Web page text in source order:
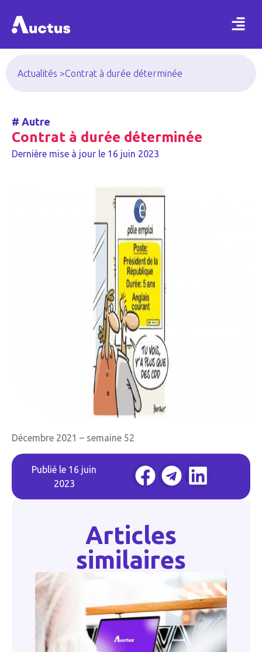
Actualités >Contrat à durée déterminée
# Autre
Contrat à durée déterminée
Dernière mise à jour le 16 juin 2023
Décembre 2021 – semaine 52
Publié le 16 juin
2023
Articles
similaires